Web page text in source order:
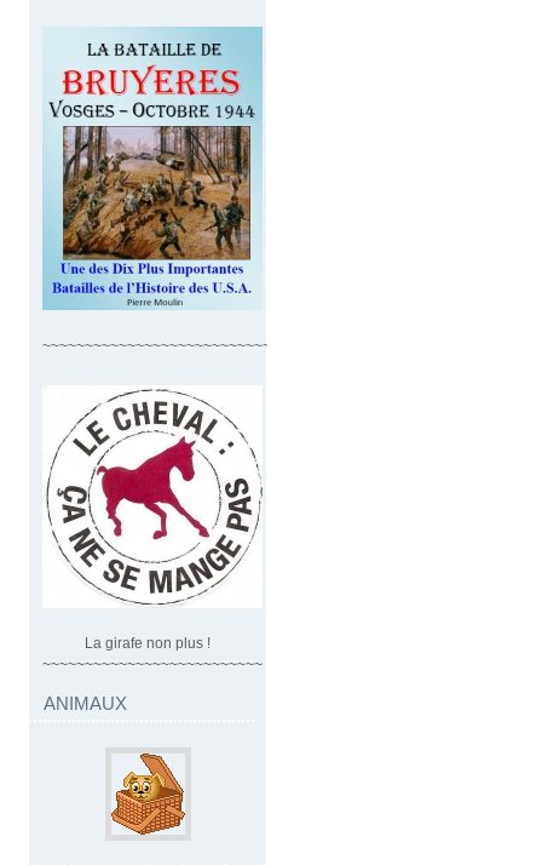
~~~~~~~~~~~~~~~~~~~~~~~~~~~~
La girafe non plus !
~~~~~~~~~~~~~~~~~~~~~~~~~~
ANIMAUX